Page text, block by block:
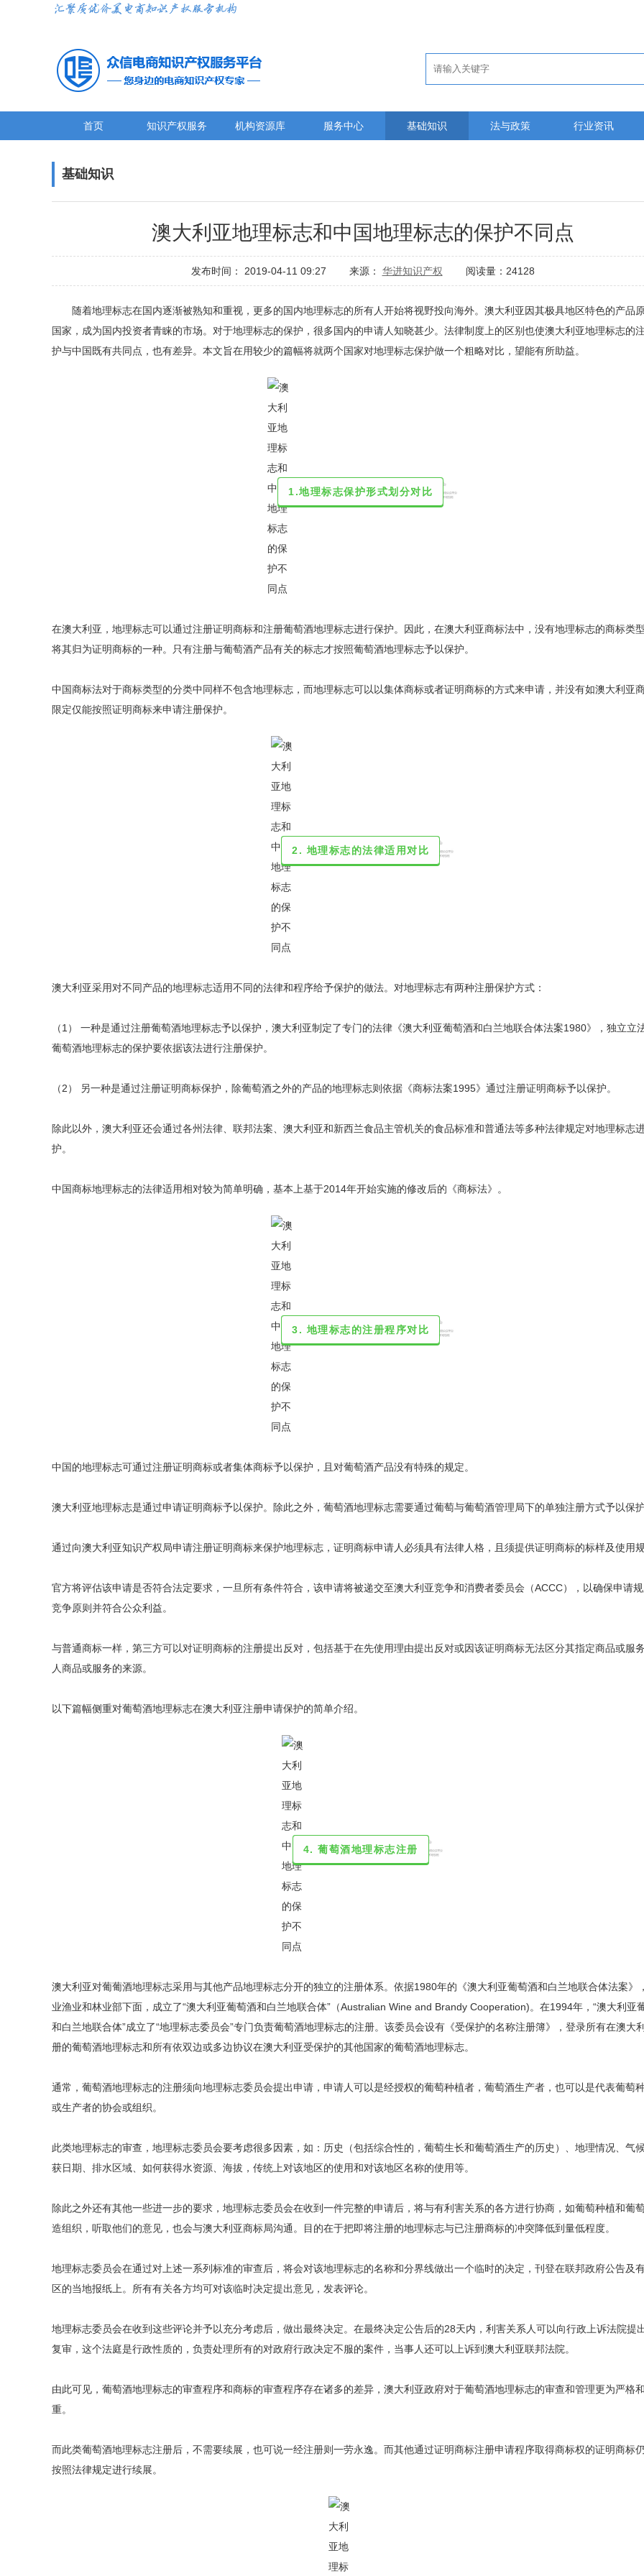
首页 知识产权服务 机构资源库 服务中心 基础知识 法与政策 行业资讯
基础知识
澳大利亚地理标志和中国地理标志的保护不同点
发布时间： 2019-04-11 09:27 来源： 华进知识产权 阅读量：24128
随着地理标志在国内逐渐被熟知和重视，更多的国内地理标志的所有人开始将视野投向海外。澳大利亚因其极具地区特色的产品
国家，成为国内投资者青睐的市场。对于地理标志的保护，很多国内的申请人知晓甚少。法律制度上的区别也使澳大利亚地理标志的
护与中国既有共同点，也有差异。本文旨在用较少的篇幅将就两个国家对地理标志保护做一个粗略对比，望能有所助益。
1.地理标志保护形式划分对比
在澳大利亚，地理标志可以通过注册证明商标和注册葡萄酒地理标志进行保护。因此，在澳大利亚商标法中，没有地理标志的商标类
将其归为证明商标的一种。只有注册与葡萄酒产品有关的标志才按照葡萄酒地理标志予以保护。
中国商标法对于商标类型的分类中同样不包含地理标志，而地理标志可以以集体商标或者证明商标的方式来申请，并没有如澳大利亚
限定仅能按照证明商标来申请注册保护。
2. 地理标志的法律适用对比
澳大利亚采用对不同产品的地理标志适用不同的法律和程序给予保护的做法。对地理标志有两种注册保护方式：
（1） 一种是通过注册葡萄酒地理标志予以保护，澳大利亚制定了专门的法律《澳大利亚葡萄酒和白兰地联合体法案1980》，独立立
葡萄酒地理标志的保护要依据该法进行注册保护。
（2） 另一种是通过注册证明商标保护，除葡萄酒之外的产品的地理标志则依据《商标法案1995》通过注册证明商标予以保护。
除此以外，澳大利亚还会通过各州法律、联邦法案、澳大利亚和新西兰食品主管机关的食品标准和普通法等多种法律规定对地理标志
护。
中国商标地理标志的法律适用相对较为简单明确，基本上基于2014年开始实施的修改后的《商标法》。
3. 地理标志的注册程序对比
中国的地理标志可通过注册证明商标或者集体商标予以保护，且对葡萄酒产品没有特殊的规定。
澳大利亚地理标志是通过申请证明商标予以保护。除此之外，葡萄酒地理标志需要通过葡萄与葡萄酒管理局下的单独注册方式予以保
通过向澳大利亚知识产权局申请注册证明商标来保护地理标志，证明商标申请人必须具有法律人格，且须提供证明商标的标样及使用
官方将评估该申请是否符合法定要求，一旦所有条件符合，该申请将被递交至澳大利亚竞争和消费者委员会（ACCC），以确保申请
竞争原则并符合公众利益。
与普通商标一样，第三方可以对证明商标的注册提出反对，包括基于在先使用理由提出反对或因该证明商标无法区分其指定商品或服
人商品或服务的来源。
以下篇幅侧重对葡萄酒地理标志在澳大利亚注册申请保护的简单介绍。
4. 葡萄酒地理标志注册
澳大利亚对葡葡酒地理标志采用与其他产品地理标志分开的独立的注册体系。依据1980年的《澳大利亚葡萄酒和白兰地联合体法案》
业渔业和林业部下面，成立了“澳大利亚葡萄酒和白兰地联合体”（Australian Wine and Brandy Cooperation)。在1994年，“澳大利亚
和白兰地联合体”成立了“地理标志委员会”专门负责葡萄酒地理标志的注册。该委员会设有《受保护的名称注册簿》，登录所有在澳大
册的葡萄酒地理标志和所有依双边或多边协议在澳大利亚受保护的其他国家的葡萄酒地理标志。
通常，葡萄酒地理标志的注册须向地理标志委员会提出申请，申请人可以是经授权的葡萄种植者，葡萄酒生产者，也可以是代表葡萄
或生产者的协会或组织。
此类地理标志的审查，地理标志委员会要考虑很多因素，如：历史（包括综合性的，葡萄生长和葡萄酒生产的历史）、地理情况、气
获日期、排水区域、如何获得水资源、海拔，传统上对该地区的使用和对该地区名称的使用等。
除此之外还有其他一些进一步的要求，地理标志委员会在收到一件完整的申请后，将与有利害关系的各方进行协商，如葡萄种植和葡
造组织，听取他们的意见，也会与澳大利亚商标局沟通。目的在于把即将注册的地理标志与已注册商标的冲突降低到量低程度。
地理标志委员会在通过对上述一系列标准的审查后，将会对该地理标志的名称和分界线做出一个临时的决定，刊登在联邦政府公告及
区的当地报纸上。所有有关各方均可对该临时决定提出意见，发表评论。
地理标志委员会在收到这些评论并予以充分考虑后，做出最终决定。在最终决定公告后的28天内，利害关系人可以向行政上诉法院提
复审，这个法庭是行政性质的，负责处理所有的对政府行政决定不服的案件，当事人还可以上诉到澳大利亚联邦法院。
由此可见，葡萄酒地理标志的审查程序和商标的审查程序存在诸多的差异，澳大利亚政府对于葡萄酒地理标志的审查和管理更为严格
重。
而此类葡萄酒地理标志注册后，不需要续展，也可说一经注册则一劳永逸。而其他通过证明商标注册申请程序取得商标权的证明商标
按照法律规定进行续展。